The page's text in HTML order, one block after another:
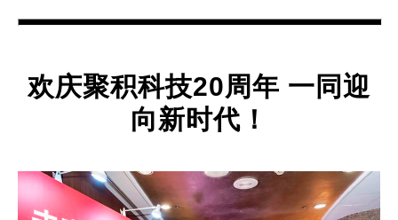
欢庆聚积科技20周年 一同迎
向新时代！